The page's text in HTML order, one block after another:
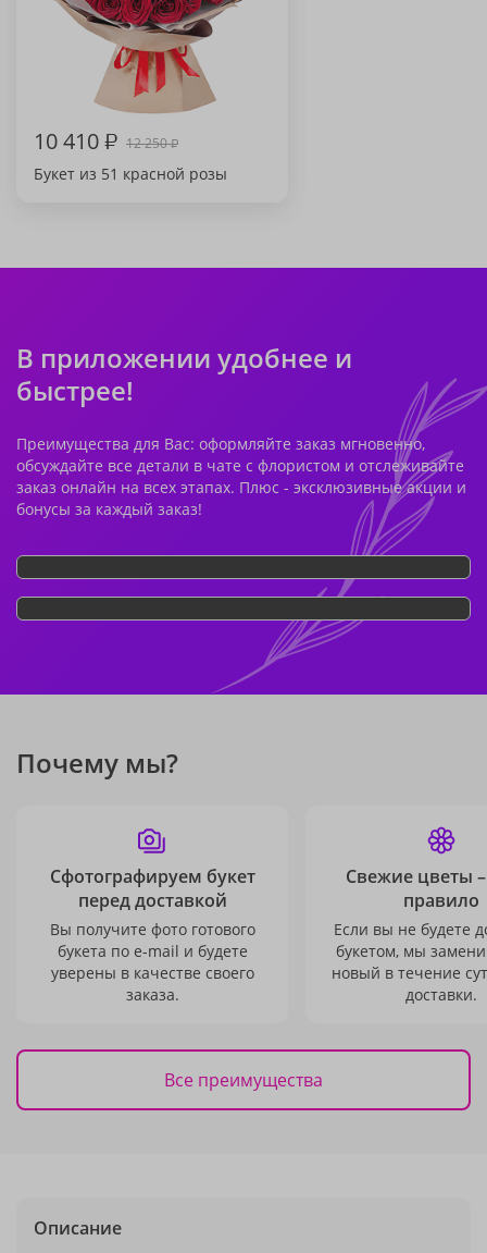
10 410₽ 12 250₽
Букет из 51 красной розы
В приложении удобнее и
быстрее!
Преимущества для Вас: оформляйте заказ мгновенно,
обсуждайте все детали в чате с флористом и отслеживайте
заказ онлайн на всех этапах. Плюс - эксклюзивные акции и
бонусы за каждый заказ!
Почему мы?
Сфотографируем букет
перед доставкой
Вы получите фото готового
букета по e-mail и будете
уверены в качестве своего
заказа.
Свежие цветы
правило
Если вы не будете
букетом, мы
новый в течение
доставки.
Все преимущества
Описание